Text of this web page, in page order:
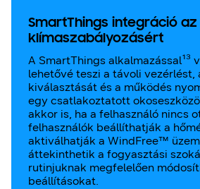
SmartThings integráció az
klímaszabályozásért
A SmartThings alkalmazással¹³
lehetővé teszi a távoli vezérlést,
kiválasztását és a működés
egy csatlakoztatott
akkor is, ha a felhasználó nincs
felhasználók beállíthatják a
aktiválhatják a WindFree™
áttekinthetik a fogyasztási
rutinjuknak megfelelően
beállításokat.